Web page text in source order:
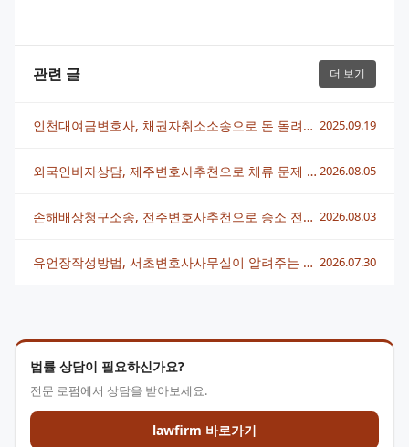
법률 상담이 필요하신가요?
전문 로펌에서 상담을 받아보세요.
lawfirm 바로가기
관련 글 더 보기
인천대여금변호사, 채권자취소소송으로 돈 돌려받는 확실한 방법 2025.09.19
외국인비자상담, 제주변호사추천으로 체류 문제 빠르게 해결하는 법 2026.08.05
손해배상청구소송, 전주변호사추천으로 승소 전략 세우는 법 2026.08.03
유언장작성방법, 서초변호사사무실이 알려주는 핵심 정리 2026.07.30